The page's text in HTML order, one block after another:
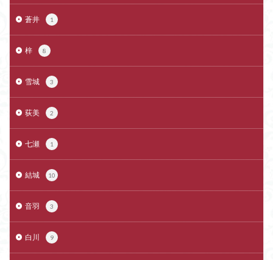
蒼井 1
梓 8
雪城 3
荻美 2
七瀬 1
結城 10
音羽 3
白川 9